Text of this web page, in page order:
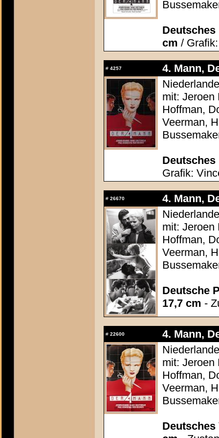
Deutsches
cm /
# 4257
4. Mann,
mit: Jeroen
Hoffman,
Veerman,
Deutsches
Grafik:
# 26670
4. Mann,
mit: Jeroen
Hoffman,
Veerman,
Deutsche
17,7 cm -
# 22600
4. Mann,
mit: Jeroen
Hoffman,
Veerman,
Deutsches